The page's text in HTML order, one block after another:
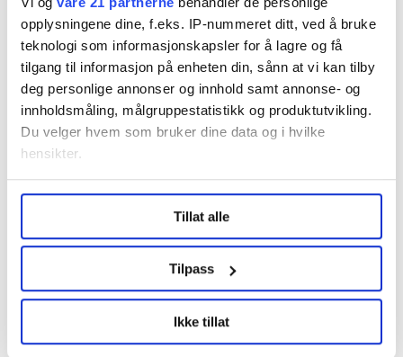
opplysningene dine, f.eks. IP-nummeret ditt, ved å bruke
teknologi som informasjonskapsler for å lagre og få
tilgang til informasjon på enheten din, sånn at vi kan tilby
deg personlige annonser og innhold samt annonse- og
innholdsmåling, målgruppestatistikk og produktutvikling.
Du velger hvem som bruker dine data og i hvilke
hensikter.
Undermer infokan du lese om hvordan dine personlige
data behandles og hvordan du kan velge hvordan de skal
brukes. Du kan hele tiden endre eller trekke tilbake ditt
samtykke fra erklæringen om informasjonskapsler.
LO Medias publikasjoner frifagbevegelse.no, hk-nytt.no
og fontene.no bruker informasjonskapsler (cookies) for å
lære hvordan våre nettsider blir brukt slik at vi tilby
Tillat alle
Tilpass
Ikke tillat
miljøer både internt og ekstern knyttet til
arbeidsinkludering, rettet mot
kompetansebehovene i Nav.
Rett før jul skal høgskolens styre behandle saken,
og Nav-enheten vil sannsynligvis være i gang neste
Brytningstid
siste 40-50 åra har vært formell kvalifisering til
velferdsstatens yrker gjennom høyere utdanning.
Nå er det økende interesse for arbeidsplassen som